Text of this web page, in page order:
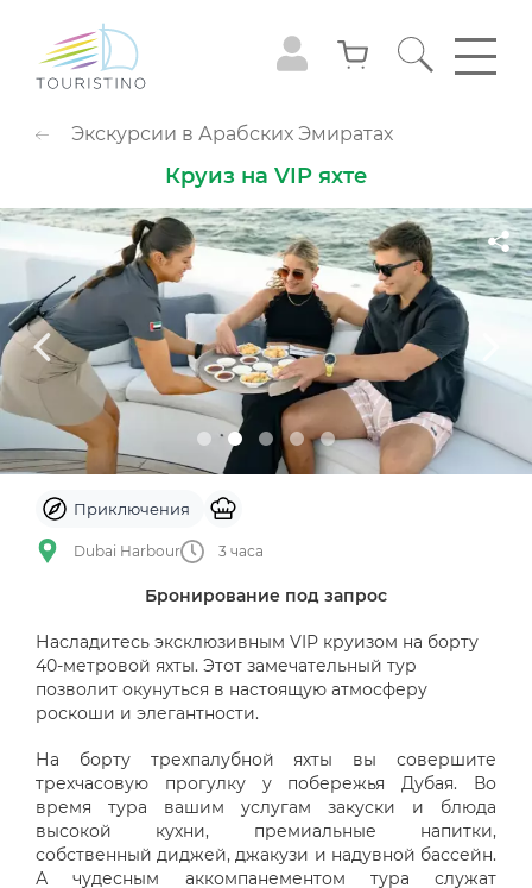
Экскурсии в Арабских Эмиратах
Круиз на VIP яхте
Приключения
Dubai Harbour 3 часа
Бронирование под запрос
Насладитесь эксклюзивным VIP круизом на борту
40-метровой яхты. Этот замечательный тур
позволит окунуться в настоящую атмосферу
роскоши и элегантности.
На борту трехпалубной яхты вы совершите
трехчасовую прогулку у побережья Дубая. Во
время тура вашим услугам закуски и блюда
высокой кухни, премиальные напитки,
собственный диджей, джакузи и надувной бассейн.
А чудесным аккомпанементом тура служат
Обзорные туры Приключения
Животные Экстрим Круизы
Смотровые площадки Шоу
Культура и музеи Аквапарк
Парк развлечений Популярно с детьми
Небо